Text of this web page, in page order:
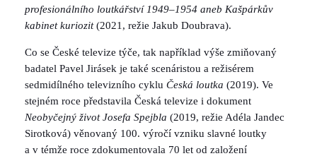
profesionálního loutkářství 1949–1954 aneb Kašpárkův
kabinet kuriozit(2021, režie Jakub Doubrava).
Co se České televize týče, tak například výše zmiňovaný
badatel Pavel Jirásek je také scenáristou a režisérem
sedmidílného televizního cyklu Česká loutka (2019). Ve
stejném roce představila Česká televize i dokument
Neobyčejný život Josefa Spejbla (2019, režie Adéla Jandec
Sirotková) věnovaný 100. výročí vzniku slavné loutky
a v témže roce zdokumentovala 70 let od založení